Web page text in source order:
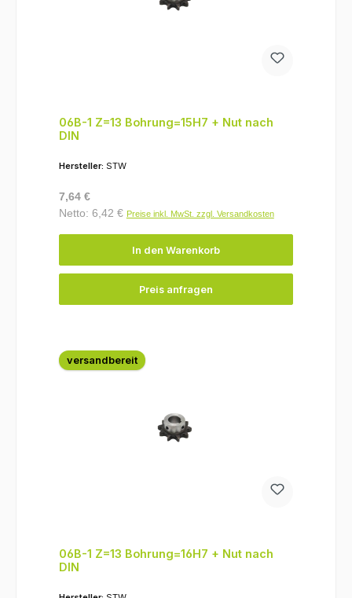
06B-1 Z=13 Bohrung=15H7 + Nut nach
DIN
Hersteller: STW
Regulärer Preis:
7,64 €
Netto: 6,42 € Preise inkl. MwSt. zzgl. Versandkosten
In den Warenkorb
Preis anfragen
versandbereit
06B-1 Z=13 Bohrung=16H7 + Nut nach
DIN